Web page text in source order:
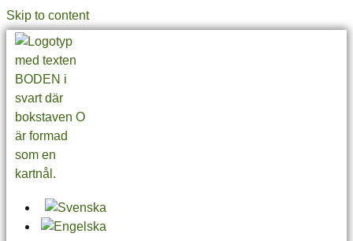
Skip to content